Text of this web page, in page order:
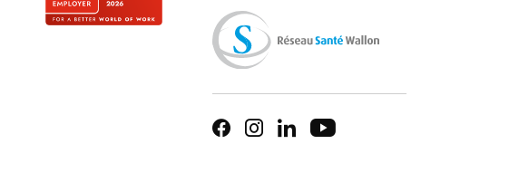
Logo Top employer